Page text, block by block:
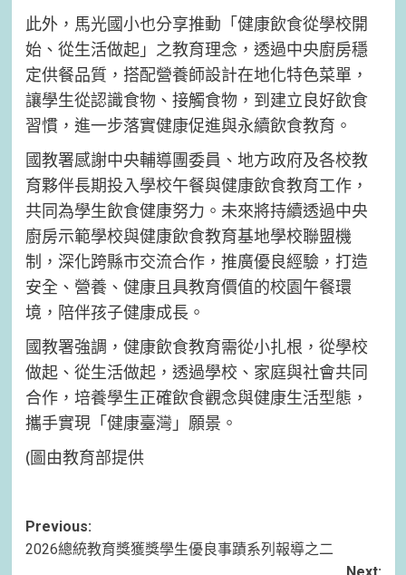
此外，馬光國小也分享推動「健康飲食從學校開
始、從生活做起」之教育理念，透過中央廚房穩
定供餐品質，搭配營養師設計在地化特色菜單，
讓學生從認識食物、接觸食物，到建立良好飲食
習慣，進一步落實健康促進與永續飲食教育。
國教署感謝中央輔導團委員、地方政府及各校教
育夥伴長期投入學校午餐與健康飲食教育工作，
共同為學生飲食健康努力。未來將持續透過中央
廚房示範學校與健康飲食教育基地學校聯盟機
制，深化跨縣市交流合作，推廣優良經驗，打造
安全、營養、健康且具教育價值的校園午餐環
境，陪伴孩子健康成長。
國教署強調，健康飲食教育需從小扎根，從學校
做起、從生活做起，透過學校、家庭與社會共同
合作，培養學生正確飲食觀念與健康生活型態，
攜手實現「健康臺灣」願景。
(圖由教育部提供
Post
navigation
Previous:
2026總統教育獎獲獎學生優良事蹟系列報導之二